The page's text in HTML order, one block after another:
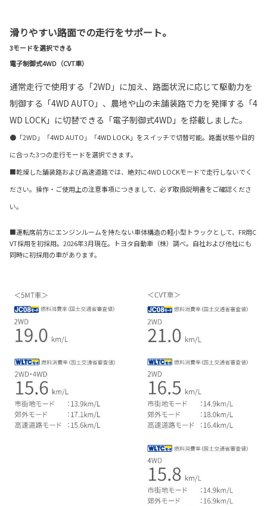
滑りやすい路面での走行をサポート。
3モードを選択できる
電子制御式4WD（CVT車）
通常走行で使用する「2WD」に加え、路面状況に応じて駆動力を
制御する「4WD AUTO」、農地や山の未舗装路で力を発揮する「4
WD LOCK」に切替できる「電子制御式4WD」を搭載しました。
●「2WD」「4WD AUTO」「4WD LOCK」をスイッチで切替可能。路面状態や目的
に合った3つの走行モードを選択できます。
■乾燥した舗装路および高速道路では、絶対に4WD LOCKモードで走行しないでく
ださい。操作・ご使用上の注意事項につきまして、必ず取扱説明書をご確認くださ
い。
■運転席前方にエンジンルームを持たない車体構造の軽小型トラックとして、FR用C
VT採用を初採用。2026年3月現在。トヨタ自動車（株）調べ。自社および他社にも
同時に初採用の車があります。